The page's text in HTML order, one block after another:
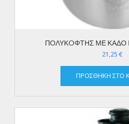
ΠΟΛΥΚOΦΤΗΣ ΜΕ ΚΑΔΟ
21,25 €
ΠΡΟΣΘΉΚΗ ΣΤΟ